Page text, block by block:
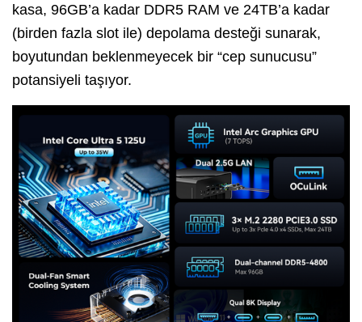
kasa, 96GB’a kadar DDR5 RAM ve 24TB’a kadar
(birden fazla slot ile) depolama desteği sunarak,
boyutundan beklenmeyecek bir “cep sunucusu”
potansiyeli taşıyor.